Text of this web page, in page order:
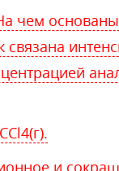
чем
и